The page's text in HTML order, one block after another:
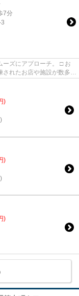
7分
アプローチ。 □ お
れたお店や施設が数多く
)
)
)